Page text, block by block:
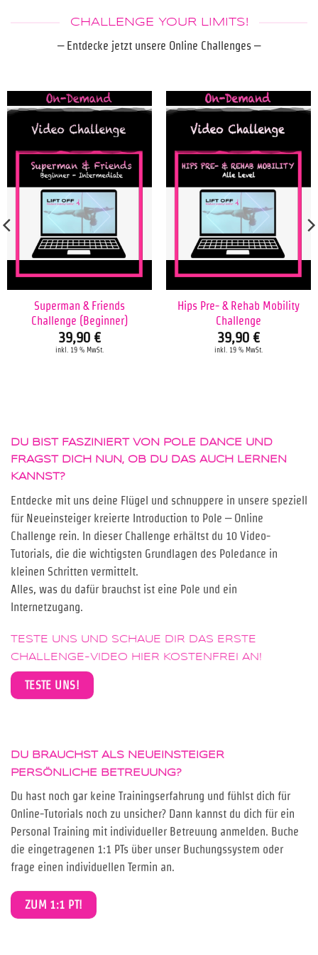
CHALLENGE YOUR LIMITS!
– Entdecke jetzt unsere Online Challenges –
Superman & Friends
Challenge (Beginner)
39,90 €
inkl. 19 % MwSt.
Hips Pre- & Rehab Mobility
Challenge
39,90 €
inkl. 19 % MwSt.
DU BIST FASZINIERT VON POLE DANCE UND
FRAGST DICH NUN, OB DU DAS AUCH LERNEN
KANNST?
Entdecke mit uns deine Flügel und schnuppere in unsere speziell
für Neueinsteiger kreierte Introduction to Pole – Online
Challenge rein. In dieser Challenge erhältst du 10 Video-
Tutorials, die die wichtigsten Grundlagen des Poledance in
kleinen Schritten vermittelt.
Alles, was du dafür brauchst ist eine Pole und ein
Internetzugang.
TESTE UNS UND SCHAUE DIR DAS ERSTE
CHALLENGE-VIDEO HIER KOSTENFREI AN!
TESTE UNS!
DU BRAUCHST ALS NEUEINSTEIGER
PERSÖNLICHE BETREUUNG?
Du hast noch gar keine Trainingserfahrung und fühlst dich für
Online-Tutorials noch zu unsicher? Dann kannst du dich für ein
Personal Training mit individueller Betreuung anmelden. Buche
die eingetragenen 1:1 PTs über unser Buchungssystem oder
frage einen individuellen Termin an.
ZUM 1:1 PT!